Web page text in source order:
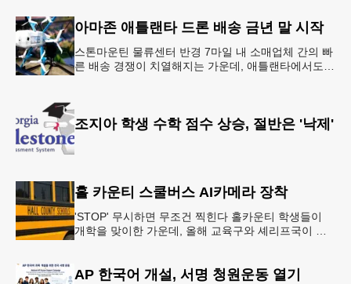
아마존 애틀랜타 드론 배송 금년 말 시작
스톤마운틴 물류센터 반경 7마일 내 소매업체 간의 빠
른 배송 경쟁이 치열해지는 가운데, 애틀랜타에서도
조지아 학생 수학 점수 상승, 절반은 '낙제'
홀 카운티 스쿨버스 AI카메라 장착
'STOP' 무시하면 무조건 찍힌다 홀카운티 학생들이
개학을 맞이한 가운데, 올해 교육구와 셰리프국이 학
AP 한국어 개설, 서명 청원운동 열기